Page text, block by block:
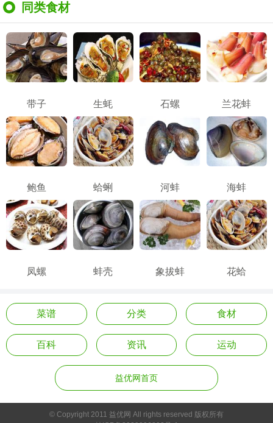
同类食材
带子 生蚝 石螺 兰花蚌
鲍鱼 蛤蜊 河蚌 海蚌
凤螺 蚌壳 象拔蚌 花蛤
菜谱 分类 食材
百科 资讯 运动
益优网首页
© Copyright 2011 益优网 All rights reserved 版权所有